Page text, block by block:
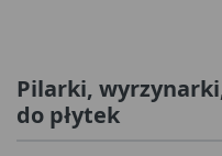
Pilarki,
do płytek